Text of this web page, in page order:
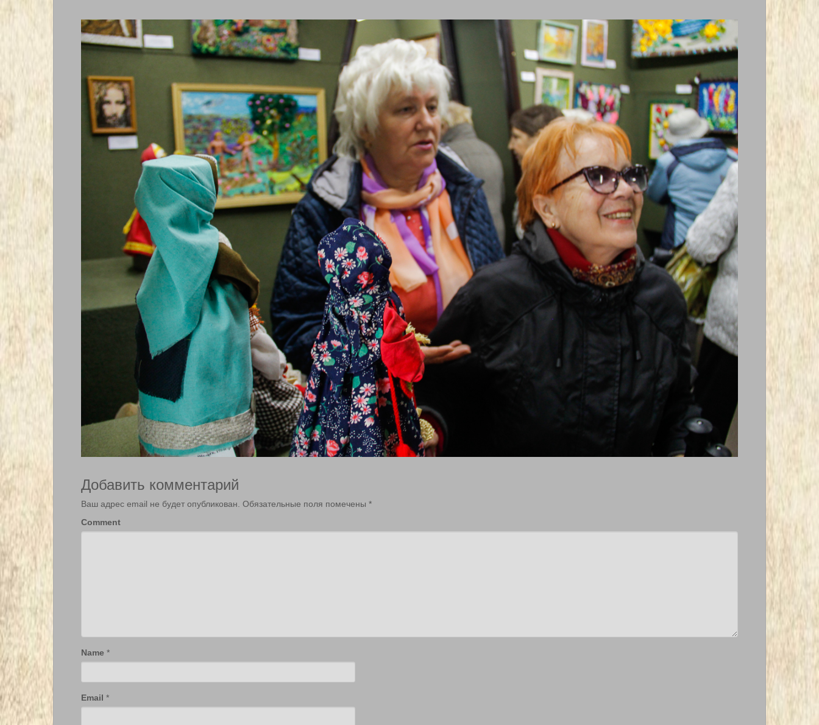
Добавить комментарий
Ваш адрес email не будет опубликован. Обязательные поля помечены *
Comment
Name *
Email *